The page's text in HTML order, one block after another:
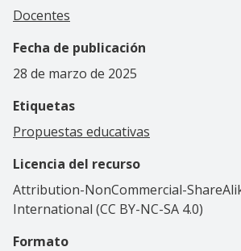
Docentes
Fecha de publicación
28 de marzo de 2025
Etiquetas
Propuestas educativas
Licencia del recurso
Attribution-NonCommercial-
International (CC BY-NC-SA 4.0)
Formato